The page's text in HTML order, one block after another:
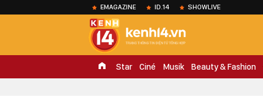
EMAGAZINE ID.14 SHOWLIVE
Star Ciné Musik Beauty & Fashion